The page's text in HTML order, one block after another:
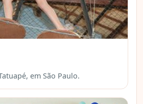
em São Paulo.